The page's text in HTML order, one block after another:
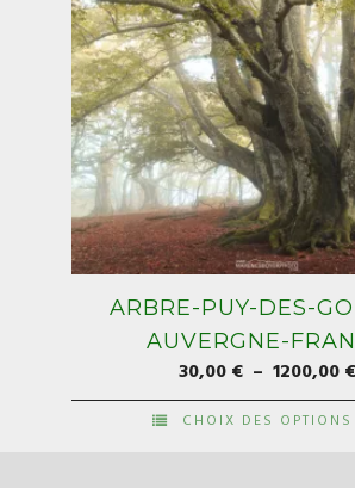
du
produit
ARBRE-PUY-DES-
AUVERGNE-
30,00€ – 1200,00€
CHOIX DES OPTIONS